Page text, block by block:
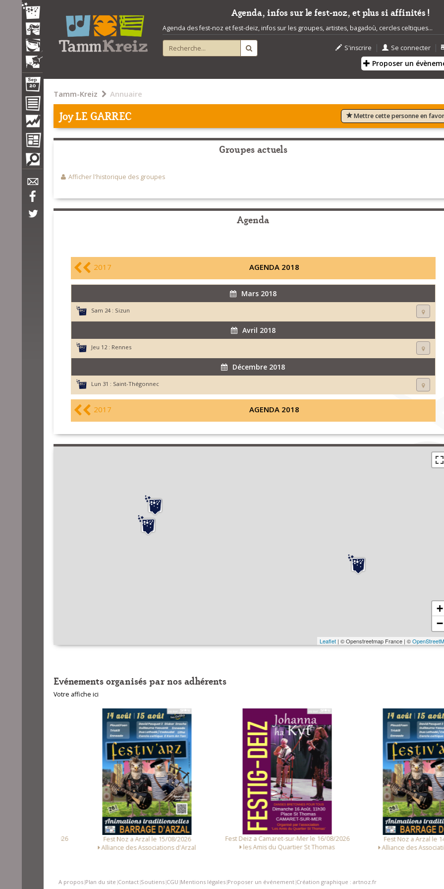
Agenda, infos sur le fest-noz, et plus si affinités !
Agenda des fest-noz et fest-deiz, infos sur les groupes, artistes, bagadoù, cercles celtiques...
S'inscrire | Se connecter |
Proposer un
Tamm-Kreiz Annuaire
Joy LE GARREC Mettre cette personne en
Groupes actuels
Afficher l'historique des groupes
Agenda
2017 AGENDA 2018
Mars 2018
Sam 24 : Sizun
Avril 2018
Jeu 12 : Rennes
Décembre 2018
Lun 31 : Saint-Thégonnec
2017 AGENDA 2018
+
−
Leaflet| © Openstreetmap France | ©
Evénements organisés par nos adhérents
Votre affiche ici
Fest Noz a Arzal le 15/08/2026
Alliance des Associations d'Arzal
Fest Deiz a Camaret-sur-Mer le 16/08/2026
les Amis du Quartier St Thomas
Fest Noz a Arzal le 14/08/
Alliance des Associations
A propos |Plan du site |Contact |Soutiens |CGU |Mentions légales |Proposer un événement |Création graphique : artnoz.fr